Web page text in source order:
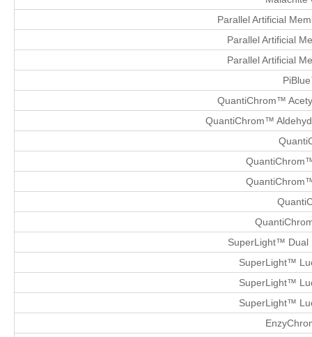
Parallel Artificial
Parallel Artificial
Parallel Artificial
QuantiChrom™
QuantiChrom™
SuperLight™ Dual
SuperLight™
SuperLight™
SuperLight™